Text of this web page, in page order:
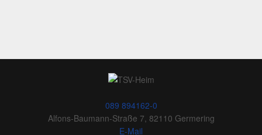
089 894162-0
Alfons-Baumann-Straße 7, 82110 Germering
E-Mail